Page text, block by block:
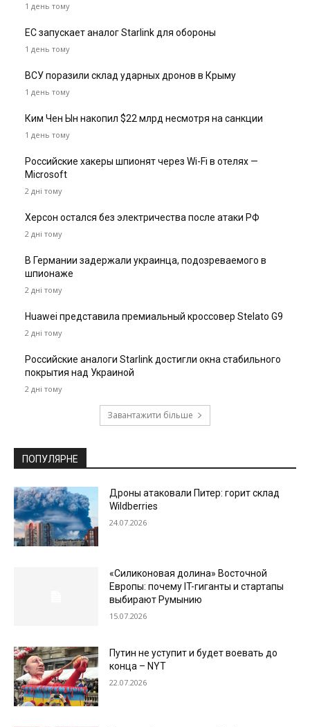
1 день тому
ЕС запускает аналог Starlink для обороны
1 день тому
ВСУ поразили склад ударных дронов в Крыму
1 день тому
Ким Чен Ын накопил $22 млрд несмотря на санкции
1 день тому
Российские хакеры шпионят через Wi-Fi в отелях —
Microsoft
2 дні тому
Херсон остался без электричества после атаки РФ
2 дні тому
В Германии задержали украинца, подозреваемого в
шпионаже
2 дні тому
Huawei представила премиальный кроссовер Stelato G9
2 дні тому
Российские аналоги Starlink достигли окна стабильного
покрытия над Украиной
2 дні тому
Завантажити більше
ПОПУЛЯРНЕ
Дроны атаковали Питер: горит склад
Wildberries
24.07.2026
«Силиконовая долина» Восточной
Европы: почему IT-гиганты и стартапы
выбирают Румынию
15.07.2026
Путин не уступит и будет воевать до
конца – NYT
22.07.2026